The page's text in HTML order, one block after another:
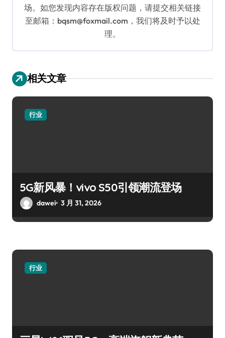
场。如您发现内容存在版权问题，请提交相关链接
至邮箱：bqsm@foxmail.com，我们将及时予以处
理。
相关文章
行业
5G新风暴！vivo S50引领潮流登场
dawei 3 月 31, 2026
行业